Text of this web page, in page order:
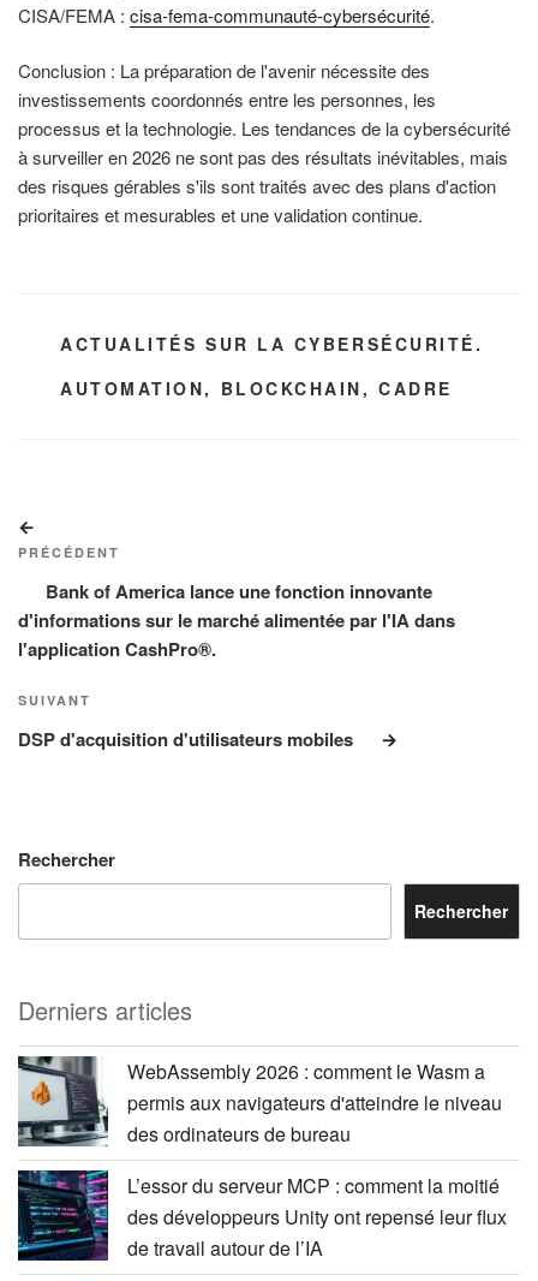
CISA/FEMA : cisa-fema-communauté-cybersécurité.
Conclusion : La préparation de l'avenir nécessite des
investissements coordonnés entre les personnes, les
processus et la technologie. Les tendances de la cybersécurité
à surveiller en 2026 ne sont pas des résultats inévitables, mais
des risques gérables s'ils sont traités avec des plans d'action
prioritaires et mesurables et une validation continue.
CATÉGORIES
ACTUALITÉS SUR LA CYBERSÉCURITÉ.
ÉTIQUETTES
AUTOMATION, BLOCKCHAIN ,CADRE
de
l’article
précédent
PRÉCÉDENT
Bank of America lance une fonction innovante
d'informations sur le marché alimentée par l'IA dans
l'application CashPro®.
Article
suivant
SUIVANT
DSP d'acquisition d'utilisateurs mobiles
Rechercher
Rechercher
Derniers articles
WebAssembly 2026 : comment le Wasm a
permis aux navigateurs d'atteindre le niveau
des ordinateurs de bureau
L’essor du serveur MCP : comment la moitié
des développeurs Unity ont repensé leur flux
de travail autour de l’IA